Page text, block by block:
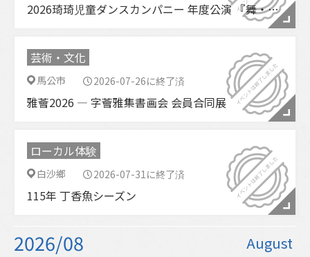
2026琦琦児童ダンスカンパニー 年度公演 『舞・楽団』
芸術・文化
馬公市 2026-07-26に終了済
雅薈2026 ― 字薈雅集書画会 会員合同展
ローカル体験
白沙鄉 2026-07-31に終了済
115年 丁香魚シーズン
2026/08 August